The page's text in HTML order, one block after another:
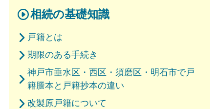
相続の基礎知識
戸籍とは
期限のある手続き
神戸市垂水区・西区・須磨区・明石市で戸
籍謄本と戸籍抄本の違い
改製原戸籍について